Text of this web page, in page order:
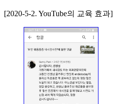
[2020-5-2. YouTube의 교육 효과]